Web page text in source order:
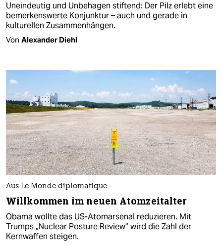
Uneindeutig und Unbehagen stiftend: Der Pilz erlebt eine
bemerkenswerte Konjunktur – auch und gerade in
kulturellen Zusammenhängen.
Von Alexander Diehl
Aus Le Monde diplomatique
Willkommen im neuen Atomzeitalter
Obama wollte das US-Atomarsenal reduzieren. Mit
Trumps „Nuclear Posture Review“ wird die Zahl der
Kernwaffen steigen.